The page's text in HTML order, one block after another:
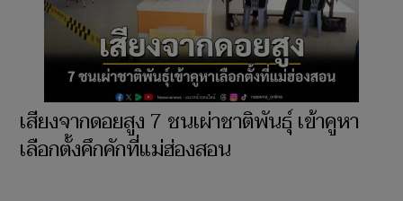
เสียงจากดอยสูง 7 ชนเผ่าชาติพันธุ์ เข้าคูหา
เลือกตั้งคึกคักที่แม่ฮ่องสอน